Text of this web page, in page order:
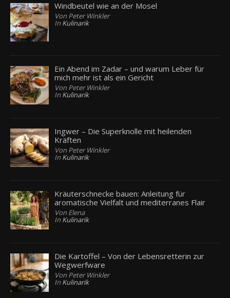
Windbeutel wie an der Mosel
Von Peter Winkler
In Kulinarik
Ein Abend im Zadar – und warum Leber für
mich mehr ist als ein Gericht
Von Peter Winkler
In Kulinarik
Ingwer – Die Superknolle mit heilenden
Kräften
Von Peter Winkler
In Kulinarik
Kräuterschnecke bauen: Anleitung für
aromatische Vielfalt und mediterranes Flair
Von Elena
In Kulinarik
Die Kartoffel – Von der Lebensretterin zur
Wegwerfware
Von Peter Winkler
In Kulinarik